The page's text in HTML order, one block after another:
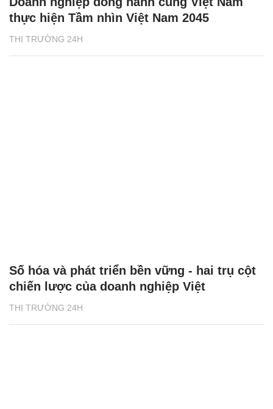
THỊ TRƯỜNG 24H
thực hiện Tầm nhìn Việt Nam 2045
THỊ TRƯỜNG 24H
Số hóa và phát triển bền vững - hai trụ cột
chiến lược của doanh nghiệp Việt